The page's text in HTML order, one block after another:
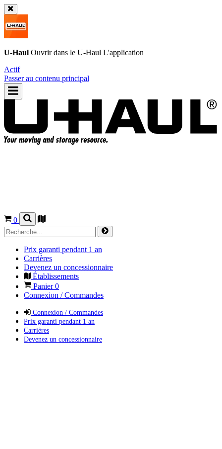
U-Haul Ouvrir dans le U-Haul L'application
Actif
Passer au contenu principal
0
Prix garanti pendant 1 an
Carrières
Devenez un concessionnaire
Établissements
Panier0
Connexion / Commandes
Connexion / Commandes
Prix garanti pendant 1 an
Carrières
Devenez un concessionnaire